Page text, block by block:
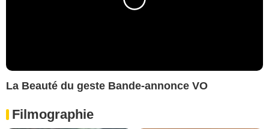
La Beauté du geste Bande-annonce VO
Filmographie